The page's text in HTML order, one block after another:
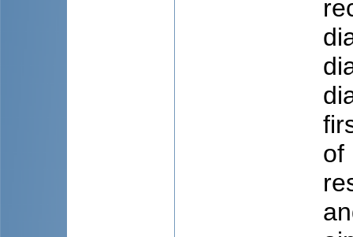
of